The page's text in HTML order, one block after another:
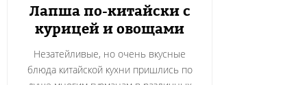
Лапша по-китайски с
курицей и овощами
Незатейливые, но очень вкусные
блюда китайской кухни пришлись по